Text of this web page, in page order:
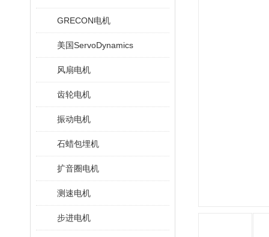
GRECON电机
美国ServoDynamics
风扇电机
齿轮电机
振动电机
石蜡包埋机
扩音圈电机
测速电机
步进电机